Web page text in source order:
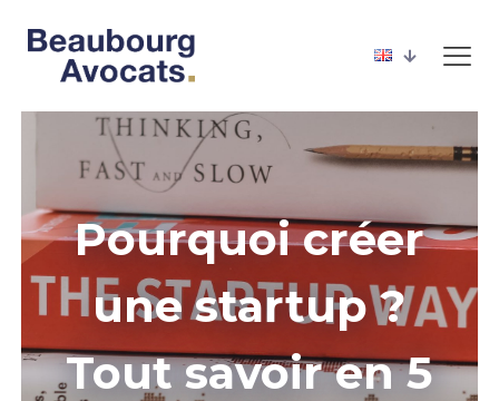
Pourquoi créer
une startup ?
Tout savoir en 5